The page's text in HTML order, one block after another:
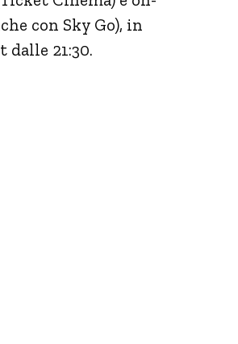
con Sky Go), in
21:30.